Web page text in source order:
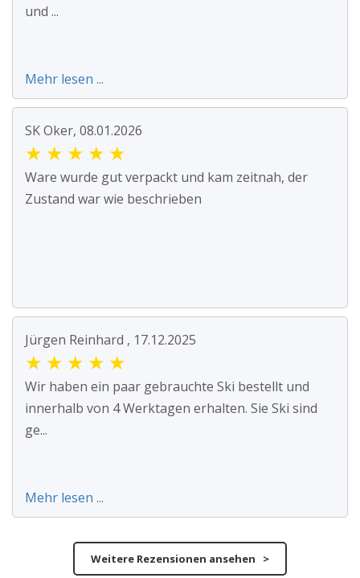
und ...
Mehr lesen ...
SK Oker, 08.01.2026
★ ★ ★ ★ ★
Ware wurde gut verpackt und kam zeitnah, der
Zustand war wie beschrieben
Jürgen Reinhard , 17.12.2025
★ ★ ★ ★ ★
Wir haben ein paar gebrauchte Ski bestellt und
innerhalb von 4 Werktagen erhalten. Sie Ski sind
ge...
Mehr lesen ...
Weitere Rezensionen ansehen >